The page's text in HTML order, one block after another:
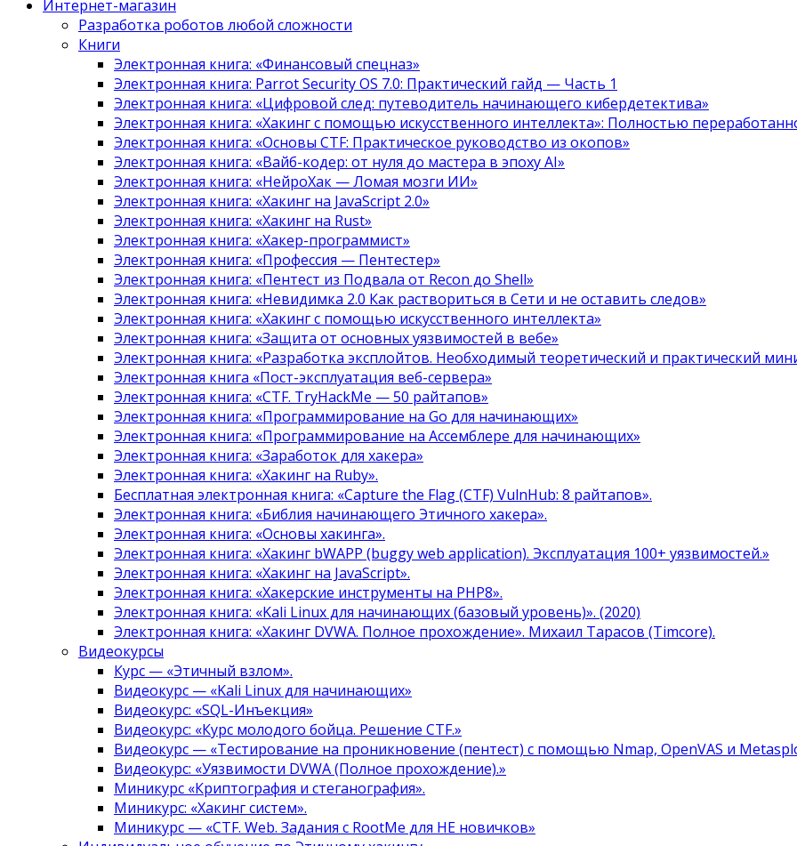
Интернет-магазин
Разработка роботов любой сложности
Книги
Электронная книга: «Финансовый спецназ»
Электронная книга: Parrot Security OS 7.0: Практический гайд — Часть 1
Электронная книга: «Цифровой след: путеводитель начинающего кибердетектива»
Электронная книга: «Хакинг с помощью искусственного интеллекта»: Полностью
Электронная книга: «Основы CTF: Практическое руководство из окопов»
Электронная книга: «Вайб-кодер: от нуля до мастера в эпоху AI»
Электронная книга: «НейроХак — Ломая мозги ИИ»
Электронная книга: «Хакинг на JavaScript 2.0»
Электронная книга: «Хакинг на Rust»
Электронная книга: «Хакер-программист»
Электронная книга: «Профессия — Пентестер»
Электронная книга: «Пентест из Подвала от Recon до Shell»
Электронная книга: «Невидимка 2.0 Как раствориться в Сети и не оставить следов»
Электронная книга: «Хакинг с помощью искусственного интеллекта»
Электронная книга: «Защита от основных уязвимостей в вебе»
Электронная книга: «Разработка эксплойтов. Необходимый теоретический и практический
Электронная книга «Пост-эксплуатация веб-сервера»
Электронная книга: «CTF. TryHackMe — 50 райтапов»
Электронная книга: «Программирование на Go для начинающих»
Электронная книга: «Программирование на Ассемблере для начинающих»
Электронная книга: «Заработок для хакера»
Электронная книга: «Хакинг на Ruby».
Бесплатная электронная книга: «Capture the Flag (CTF) VulnHub: 8 райтапов».
Электронная книга: «Библия начинающего Этичного хакера».
Электронная книга: «Основы хакинга».
Электронная книга: «Хакинг bWAPP (buggy web application). Эксплуатация 100+ уязвимостей.»
Электронная книга: «Хакинг на JavaScript».
Электронная книга: «Хакерские инструменты на PHP8».
Электронная книга: «Kali Linux для начинающих (базовый уровень)». (2020)
Электронная книга: «Хакинг DVWA. Полное прохождение». Михаил Тарасов (Timcore).
Видеокурсы
Курс — «Этичный взлом».
Видеокурс — «Kali Linux для начинающих»
Видеокурс: «SQL-Инъекция»
Видеокурс: «Курс молодого бойца. Решение CTF.»
Видеокурс — «Тестирование на проникновение (пентест) с помощью Nmap, OpenVAS и
Видеокурс: «Уязвимости DVWA (Полное прохождение).»
Миникурс «Криптография и стеганография».
Миникурс: «Хакинг систем».
Миникурс — «CTF. Web. Задания с RootMe для НЕ новичков»